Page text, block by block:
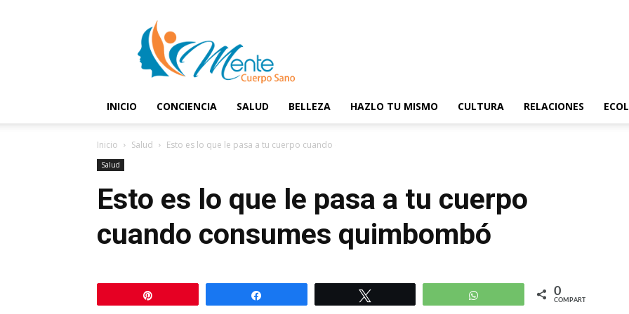
Cuerpo
Sano
INICIO CONCIENCIA SALUD BELLEZA HAZLO TU MISMO CULTURA RELACIONES
Inicio Salud Esto es lo que le pasa a tu cuerpo cuando consumes quimbombó
Salud
Esto es lo que le pasa a tu cuerpo
cuando consumes quimbombó
0
COMPARTIR